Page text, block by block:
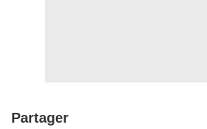
Partager